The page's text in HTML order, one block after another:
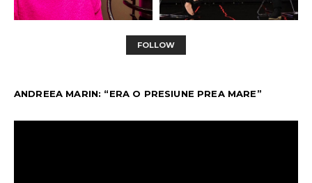
FOLLOW
ANDREEA MARIN: “ERA O PRESIUNE PREA MARE”